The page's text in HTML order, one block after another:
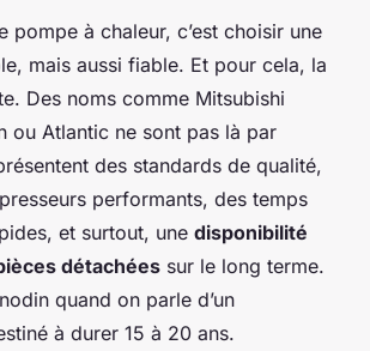
pompe à chaleur, c’est choisir une
mais aussi fiable. Et pour cela, la
Des noms comme Mitsubishi
ou Atlantic ne sont pas là par
des standards de qualité,
performants, des temps
et surtout, une disponibilité
détachées sur le long terme.
quand on parle d’un
à durer 15 à 20 ans.